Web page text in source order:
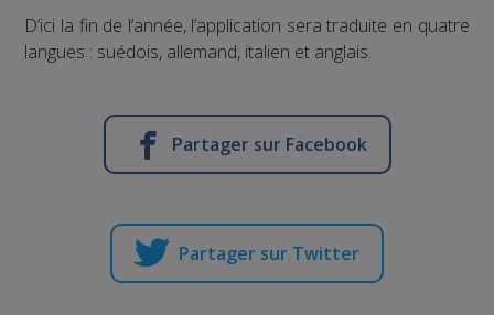
D’ici la fin de l’année, l’application sera traduite en quatre
langues : suédois, allemand, italien et anglais.
Partager sur Facebook
Partager sur Twitter